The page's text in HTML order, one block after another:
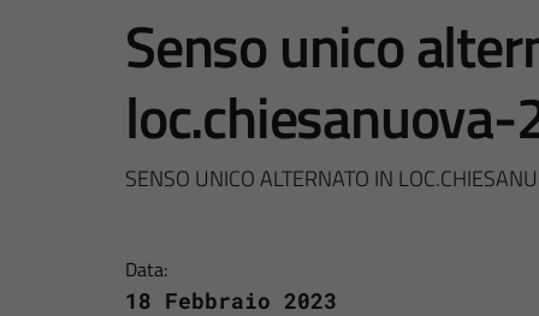
Senso unico
SENSO UNICO ALTERNATO IN
Data:
18 Febbraio 2023